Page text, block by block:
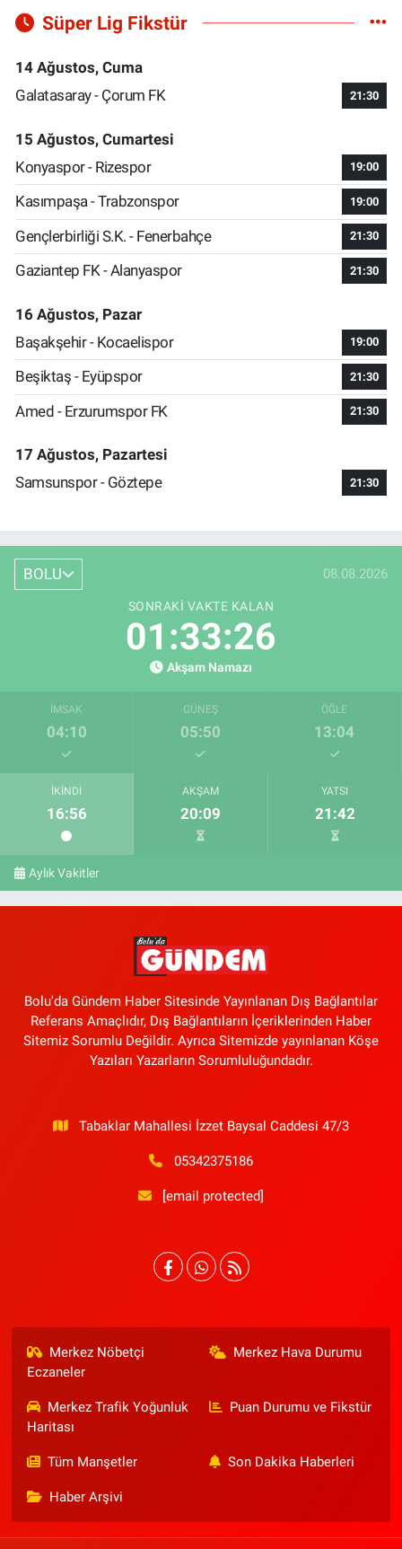
Süper Lig Fikstür
14 Ağustos, Cuma
Galatasaray - Çorum FK
21:30
15 Ağustos, Cumartesi
Konyaspor - Rizespor
19:00
Kasımpaşa - Trabzonspor 19:00
Gençlerbirliği S.K. - Fenerbahçe 21:30
Gaziantep FK - Alanyaspor 21:30
16 Ağustos, Pazar
Başakşehir - Kocaelispor
19:00
Beşiktaş - Eyüpspor 21:30
Amed - Erzurumspor FK 21:30
17 Ağustos, Pazartesi
Samsunspor - Göztepe
21:30
BOLU 08.08.2026
SONRAKI VAKTE KALAN
01:33:25
Akşam Namazı
İMSAK
04:10
GÜNEŞ
05:50
ÖĞLE
13:04
İKINDI
16:56
AKŞAM
20:09
YATSI
21:42
Aylık Vakitler
Bolu'da Gündem Haber Sitesinde Yayınlanan Dış Bağlantılar
Referans Amaçlıdır, Dış Bağlantıların İçeriklerinden Haber
Sitemiz Sorumlu Değildir. Ayrıca Sitemizde yayınlanan Köşe
Yazıları Yazarların Sorumluluğundadır.
Tabaklar Mahallesi İzzet Baysal Caddesi 47/3
05342375186
[email protected]
Merkez Nöbetçi
Eczaneler
Merkez Hava Durumu
Merkez Trafik Yoğunluk
Haritası
Puan Durumu ve Fikstür
Tüm Manşetler Son Dakika Haberleri
Haber Arşivi